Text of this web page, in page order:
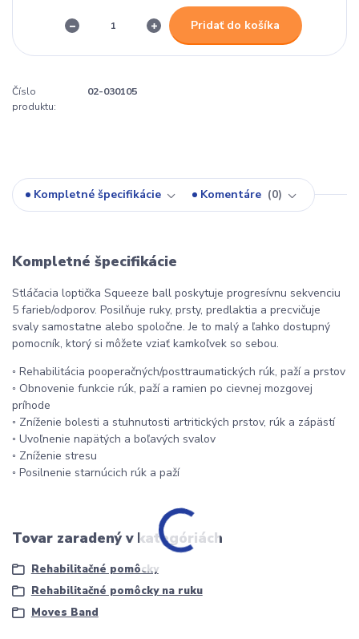
Pridať do košíka
Číslo
produktu:
02-030105
Kompletné špecifikácie Komentáre 0
Kompletné špecifikácie
Stláčacia loptička Squeeze ball poskytuje progresívnu sekvenciu
5 farieb/odporov. Posilňuje ruky, prsty, predlaktia a precvičuje
svaly samostatne alebo spoločne. Je to malý a ľahko dostupný
pomocník, ktorý si môžete vziať kamkoľvek so sebou.
◦ Rehabilitácia pooperačných/posttraumatických rúk, paží a prstov
◦ Obnovenie funkcie rúk, paží a ramien po cievnej mozgovej
príhode
◦ Zníženie bolesti a stuhnutosti artritických prstov, rúk a zápästí
◦ Uvoľnenie napätých a boľavých svalov
◦ Zníženie stresu
◦ Posilnenie starnúcich rúk a paží
Tovar zaradený v kategóriách
Rehabilitačné pomôcky
Rehabilitačné pomôcky na ruku
Moves Band